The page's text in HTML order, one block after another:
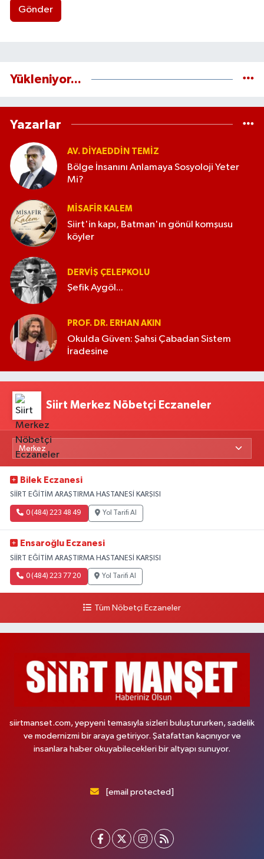
Gönder
Yükleniyor...
Yazarlar
AV. DIYAEDDIN TEMIZ
Bölge İnsanını Anlamaya Sosyoloji Yeter
Mi?
MISAFIR KALEM
Siirt'in kapı, Batman'ın gönül komşusu
köyler
DERVIŞ ÇELEPKOLU
Şefik Aygöl...
PROF. DR. ERHAN AKIN
Okulda Güven: Şahsi Çabadan Sistem
İradesine
Siirt Merkez Nöbetçi Eczaneler
Bilek Eczanesi
SİİRT EĞİTİM ARAŞTIRMA HASTANESİ KARŞISI
0 (484) 223 48 49 Yol Tarifi Al
Ensaroğlu Eczanesi
SİİRT EĞİTİM ARAŞTIRMA HASTANESİ KARŞISI
0 (484) 223 77 20 Yol Tarifi Al
Tüm Nöbetçi Eczaneler
siirtmanset.com, yepyeni temasıyla sizleri buluştururken, sadelik
ve modernizmi bir araya getiriyor. Şatafattan kaçınıyor ve
insanlara haber okuyabilecekleri bir altyapı sunuyor.
[email protected]